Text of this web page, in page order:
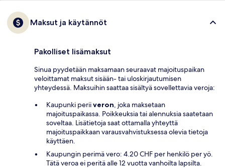
Maksut ja käytännöt
Pakolliset lisämaksut
Sinua pyydetään maksamaan seuraavat majoituspaikan
veloittamat maksut sisään- tai uloskirjautumisen
yhteydessä. Maksuihin saattaa sisältyä sovellettavia veroja:
Kaupunki periiveron, joka maksetaan
majoituspaikassa. Poikkeuksia tai alennuksia saatetaan
soveltaa. Lisätietoja saat ottamalla yhteyttä
majoituspaikkaan varausvahvistuksessa olevia tietoja
käyttäen.
Kaupungin perimä vero: 4.20 CHF per henkilö per yö.
Tätä veroa ei peritä alle 12 vuotta vanhoilta lapsilta.